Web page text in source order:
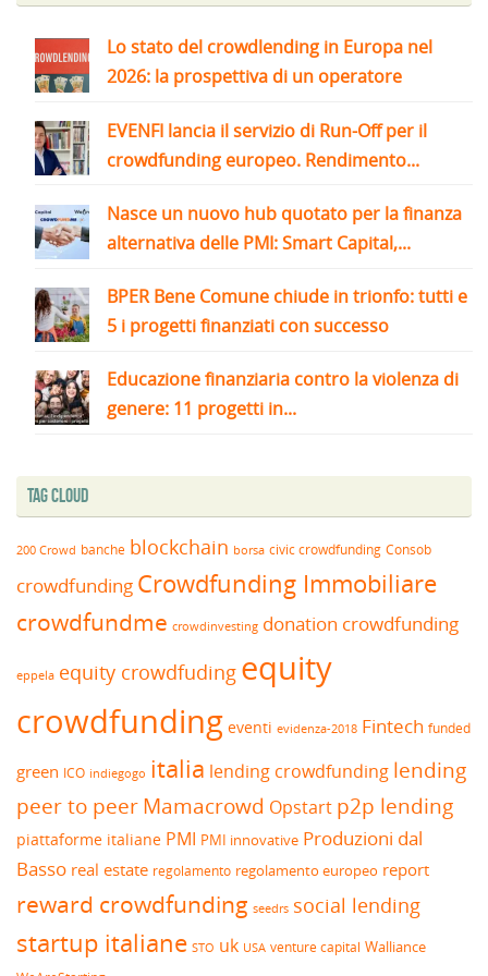
Lo stato del crowdlending in Europa nel
2026: la prospettiva di un operatore
EVENFI lancia il servizio di Run-Off per il
crowdfunding europeo. Rendimento...
Nasce un nuovo hub quotato per la finanza
alternativa delle PMI: Smart Capital,...
BPER Bene Comune chiude in trionfo: tutti e
5 i progetti finanziati con successo
Educazione finanziaria contro la violenza di
genere: 11 progetti in...
Tag Cloud
200 Crowd banche blockchain borsa civic crowdfunding Consob
crowdfunding Crowdfunding Immobiliare
crowdfundme crowdinvesting donation crowdfunding
eppela equity crowdfuding equity
crowdfunding eventi evidenza-2018 Fintech funded
green ICO indiegogo italia lending crowdfunding lending
peer to peerMamacrowd Opstart p2p lending
piattaforme italiane PMI PMI innovative Produzioni dal
Basso real estate regolamento regolamento europeo report
reward crowdfunding seedrs social lending
startup italiane STO uk USA venture capital Walliance